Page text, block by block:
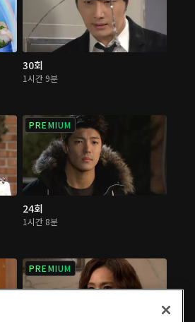
30회
1시간 9분
PREMIUM
24회
1시간 8분
PREMIUM